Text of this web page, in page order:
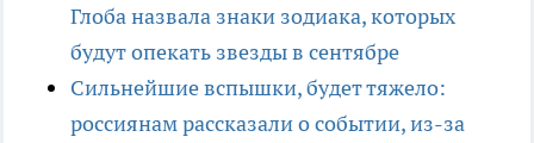
Глоба назвала знаки зодиака, которых
будут опекать звезды в сентябре
Сильнейшие вспышки, будет тяжело:
россиянам рассказали о событии, из-за